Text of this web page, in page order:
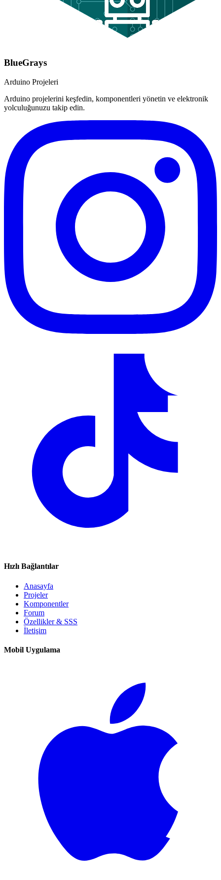
BlueGrays
Arduino Projeleri
Arduino projelerini keşfedin, komponentleri yönetin ve elektronik
yolculuğunuzu takip edin.
Hızlı Bağlantılar
Anasayfa
Projeler
Komponentler
Forum
Özellikler & SSS
İletişim
Mobil Uygulama